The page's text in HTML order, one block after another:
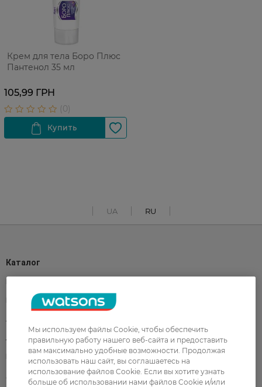
Крем для тела Боро Плюс
Пантенол 35 мл
105,99 ГРН
UA RU
Каталог
Парфюмерия
Акции
Лицо Тело
Волосы
Мы используем файлы Cookie, чтобы обеспечить
правильную работу нашего веб-сайта и предоставить
вам максимально удобные возможности. Продолжая
использовать наш сайт, вы соглашаетесь на
использование файлов Cookie. Если вы хотите узнать
больше об использовании нами файлов Cookie и/или